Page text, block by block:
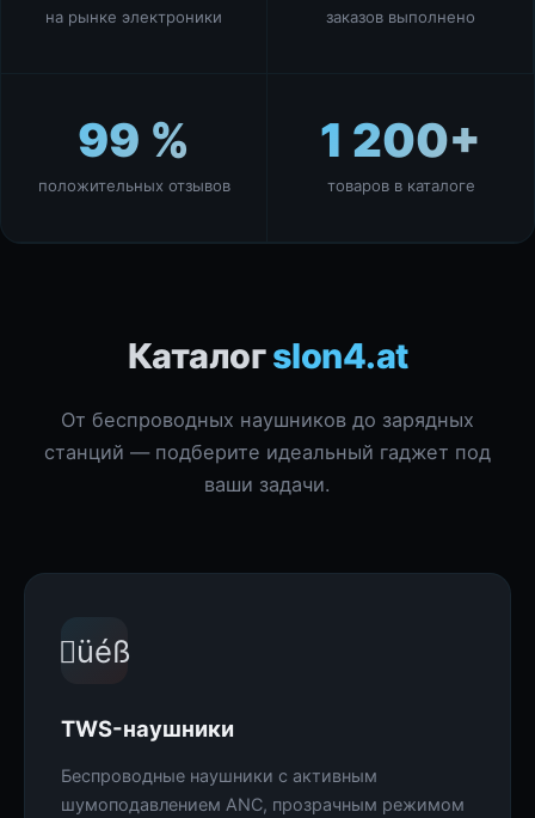
на рынке электроники заказов выполнено
99 %
положительных отзывов
1 200+
товаров в каталоге
Каталогslon4.at
От беспроводных наушников до зарядных
станций — подберите идеальный гаджет под
ваши задачи.
üéß
TWS-наушники
Беспроводные наушники с активным
шумоподавлением ANC, прозрачным режимом